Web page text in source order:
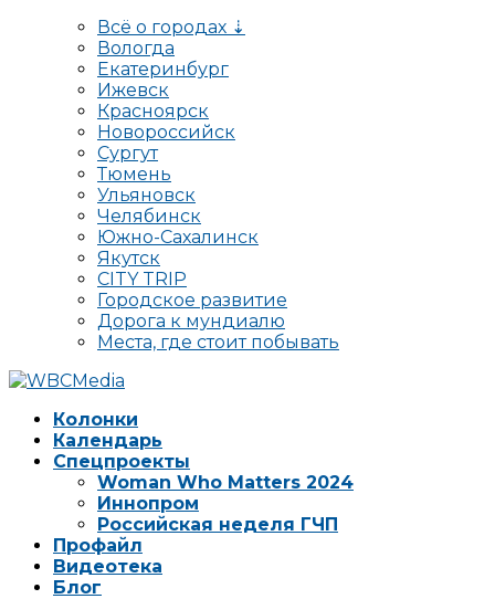
Всё о городах ⇣
Вологда
Екатеринбург
Ижевск
Красноярск
Новороссийск
Сургут
Тюмень
Ульяновск
Челябинск
Южно-Сахалинск
Якутск
CITY TRIP
Городское развитие
Дорога к мундиалю
Места, где стоит побывать
Колонки
Календарь
Спецпроекты
Woman Who Matters 2024
Иннопром
Российская неделя ГЧП
Профайл
Видеотека
Блог